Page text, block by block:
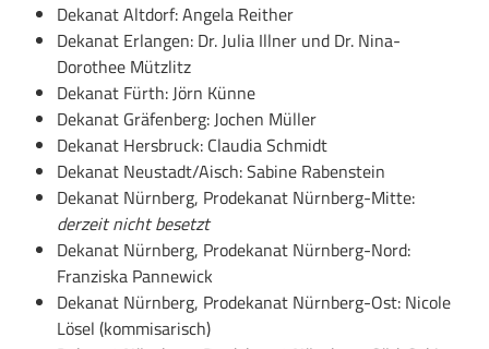
Dekanat Altdorf: Angela Reither
Dekanat Erlangen: Dr. Julia Illner und Dr. Nina-
Dorothee Mützlitz
Dekanat Fürth: Jörn Künne
Dekanat Gräfenberg: Jochen Müller
Dekanat Hersbruck: Claudia Schmidt
Dekanat Neustadt/Aisch: Sabine Rabenstein
Dekanat Nürnberg, Prodekanat Nürnberg-Mitte:
derzeit nicht besetzt
Dekanat Nürnberg, Prodekanat Nürnberg-Nord:
Franziska Pannewick
Dekanat Nürnberg, Prodekanat Nürnberg-Ost: Nicole
Lösel (kommisarisch)